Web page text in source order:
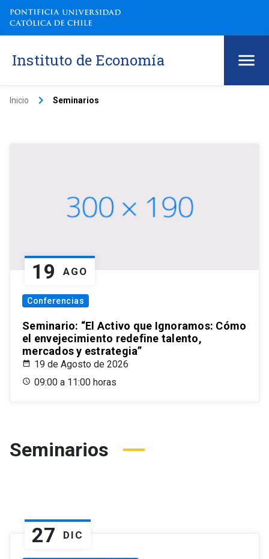
Instituto de Economía
Inicio keyboard_arrow_right Seminarios
19 AGO
Conferencias
Seminario: “El Activo que Ignoramos: Cómo
el envejecimiento redefine talento,
mercados y estrategia”
19 de Agosto de 2026
09:00 a 11:00 horas
Seminarios
27 DIC